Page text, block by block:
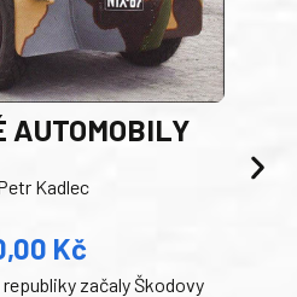
AUTOMOBILY
Kadlec
Kč
začaly Škodovy